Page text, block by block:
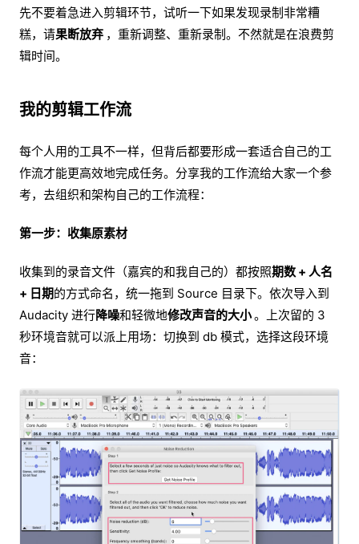
先不要着急进入剪辑环节，试听一下如果发现录制非常糟
糕，请果断放弃 ，重新调整、重新录制。不然就是在浪费剪
辑时间。
我的剪辑工作流
每个人用的工具不一样，但背后都要形成一套适合自己的工
作流才能更高效地完成任务。分享我的工作流给大家一个参
考，去组织和架构自己的工作流程：
第一步：收集原素材
收集到的录音文件（嘉宾的和我自己的）都按照期数 + 人名
+ 日期的方式命名，统一拖到 Source 目录下。依次导入到
Audacity 进行降噪和轻微地修改声音的大小。上次留的 3
秒环境音就可以派上用场：切换到 db 模式，选择这段环境
音：